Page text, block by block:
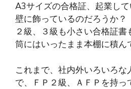
A3サイズの合格証、起業し
壁に飾っているのだろうか？
２級、３級も小さい合格証
筒にはいったまま本棚に積ん
これまで、社内外いろいろな
で、ＦＰ２級、ＡＦＰを持っ